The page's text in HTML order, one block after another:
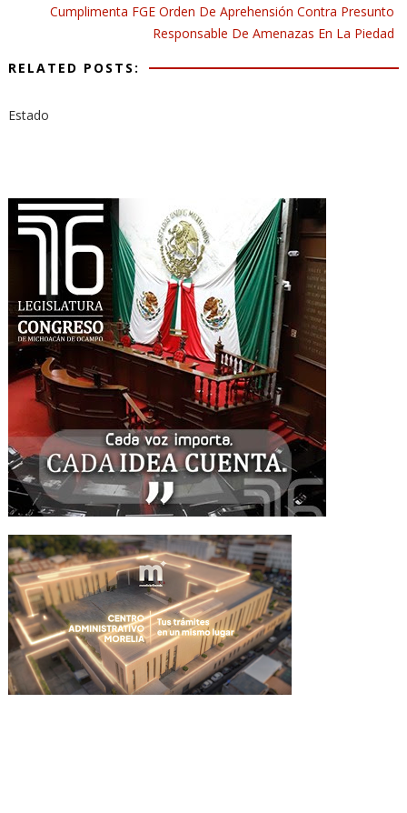
Cumplimenta FGE Orden De Aprehensión Contra Presunto
Responsable De Amenazas En La Piedad
RELATED POSTS:
Estado